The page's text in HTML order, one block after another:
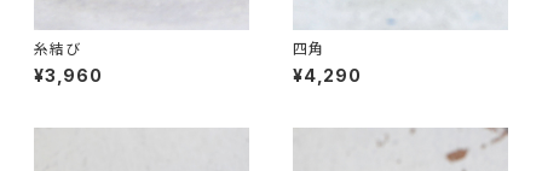
糸結び
¥3,960
四角
¥4,290